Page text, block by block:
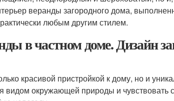
веранды загородного дома,
любым другим стилем.
в частном доме. Дизайн
красивой пристройкой к дому, но и
видом окружающей природы и чувствовать